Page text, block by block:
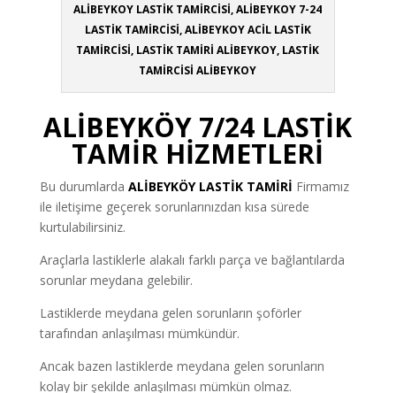
ALİBEYKOY LASTİK TAMİRCİSİ, ALİBEYKOY 7-24
LASTİK TAMİRCİSİ, ALİBEYKOY ACİL LASTİK
TAMİRCİSİ, LASTİK TAMİRİ ALİBEYKOY, LASTİK
TAMİRCİSİ ALİBEYKOY
ALİBEYKÖY 7/24 LASTİK
TAMİR HİZMETLERİ
Bu durumlarda ALİBEYKÖY LASTİK TAMİRİ Firmamız
ile iletişime geçerek sorunlarınızdan kısa sürede
kurtulabilirsiniz.
Araçlarla lastiklerle alakalı farklı parça ve bağlantılarda
sorunlar meydana gelebilir.
Lastiklerde meydana gelen sorunların şoförler
tarafından anlaşılması mümkündür.
Ancak bazen lastiklerde meydana gelen sorunların
kolay bir şekilde anlaşılması mümkün olmaz.